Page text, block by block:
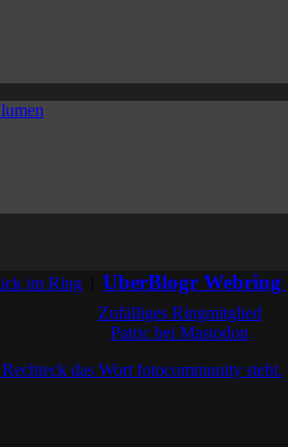
im Ring| UberBlogr Webring
Zufälliges Ringmitglied
Patric bei Mastodon